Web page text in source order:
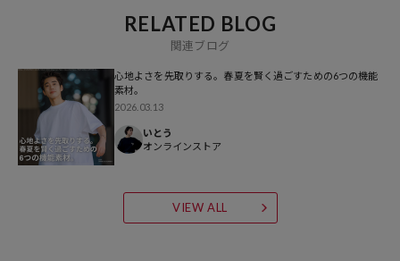
※こちらの商品はオンラインストアでの限定展開となります。
参考価格
4,994
円（2026年3月24日時点）
※「参考価格」とは、Daytona Parkにおける対象商品の通常販売（先
行予約・先行割引は含まれません）開始時点の価格です。
RELATED BLOG
関連ブログ
心地よさを先取りする。春夏を賢く過ごすための6つの機能
素材。
2026.03.13
いとう
オンラインストア
VIEW ALL